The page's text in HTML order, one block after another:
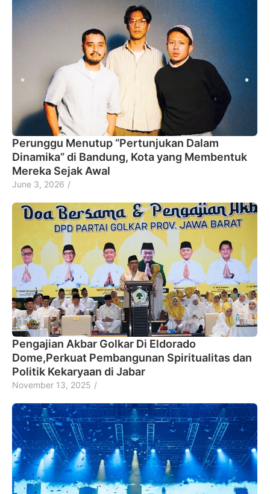
Perunggu Menutup “Pertunjukan Dalam
Dinamika” di Bandung, Kota yang Membentuk
Mereka Sejak Awal
June 3, 2026 /
Pengajian Akbar Golkar Di Eldorado
Dome,Perkuat Pembangunan Spiritualitas dan
Politik Kekaryaan di Jabar
November 13, 2025 /